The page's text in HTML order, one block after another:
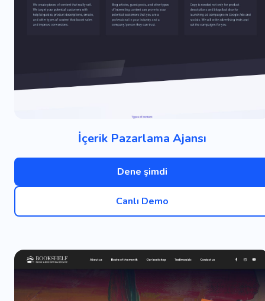
İçerik Pazarlama Ajansı
Dene şimdi
Canlı Demo